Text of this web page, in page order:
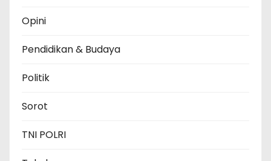
Opini
Pendidikan & Budaya
Politik
Sorot
TNI POLRI